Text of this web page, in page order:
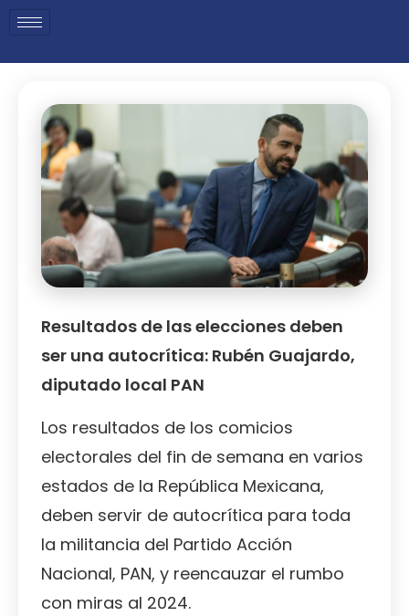
Resultados de las elecciones deben
ser una autocrítica: Rubén Guajardo,
diputado local PAN
Los resultados de los comicios
electorales del fin de semana en varios
estados de la República Mexicana,
deben servir de autocrítica para toda
la militancia del Partido Acción
Nacional, PAN, y reencauzar el rumbo
con miras al 2024.